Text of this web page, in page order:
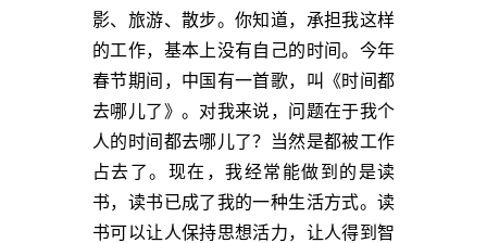
影、旅游、散步。你知道，承担我这样
的工作，基本上没有自己的时间。今年
春节期间，中国有一首歌，叫《时间都
去哪儿了》。对我来说，问题在于我个
人的时间都去哪儿了？当然是都被工作
占去了。现在，我经常能做到的是读
书，读书已成了我的一种生活方式。读
书可以让人保持思想活力，让人得到智